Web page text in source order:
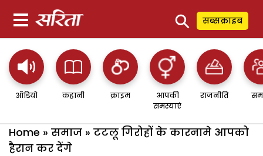
⚲ सब्सक्राइब
ऑडियो कहानी क्राइम
आपकी
समस्याएं
राजनीति
Home » समाज » टटलू गिरोहों के कारनामे आपको
हैरान कर देंगे